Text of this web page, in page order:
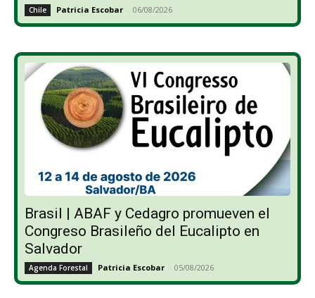
Chile Patricia Escobar - 06/08/2026
Brasil | ABAF y Cedagro promueven el
Congreso Brasileño del Eucalipto en
Salvador
Agenda Forestal Patricia Escobar - 05/08/2026